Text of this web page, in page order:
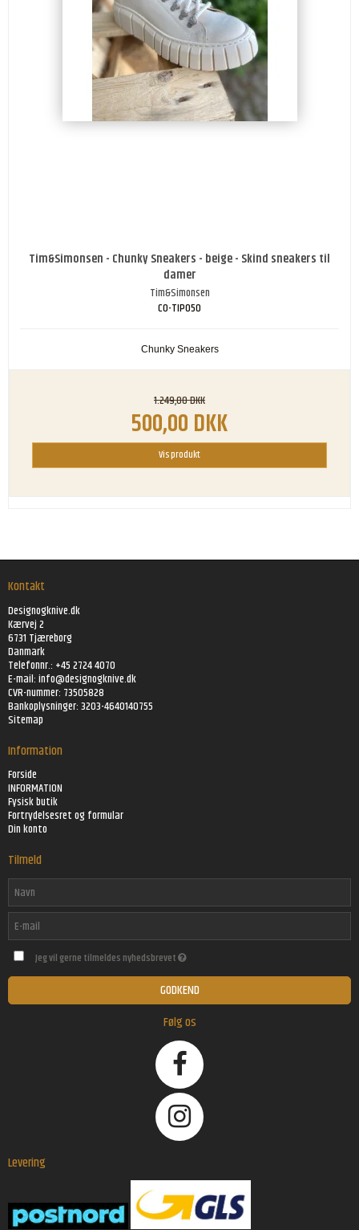
Tim&Simonsen - Chunky Sneakers - beige - Skind sneakers til
damer
Tim&Simonsen
CO-TIP050
Chunky Sneakers
1.249,00 DKK
500,00 DKK
Vis produkt
Kontakt
Designogknive.dk
Kærvej 2
6731 Tjæreborg
Danmark
Telefonnr.: +45 2724 4070
E-mail:info@designogknive.dk
CVR-nummer: 73505828
Bankoplysninger: 3203-4640140755
Sitemap
Information
Forside
INFORMATION
Fysisk butik
Fortrydelsesret og formular
Din konto
Tilmeld
Jeg vil gerne tilmeldes nyhedsbrevet
GODKEND
Følg os
Levering